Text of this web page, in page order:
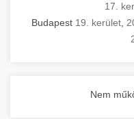
17.
Budapest 19. kerület
Nem